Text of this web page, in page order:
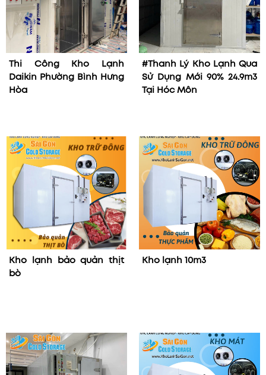
Thi Công Kho Lạnh
Daikin Phường Bình Hưng
Hòa
#Thanh Lý Kho Lạnh Qua
Sử Dụng Mới 90% 24.9m3
Tại Hóc Môn
Kho lạnh bảo quản thịt
bò
Kho lạnh 10m3